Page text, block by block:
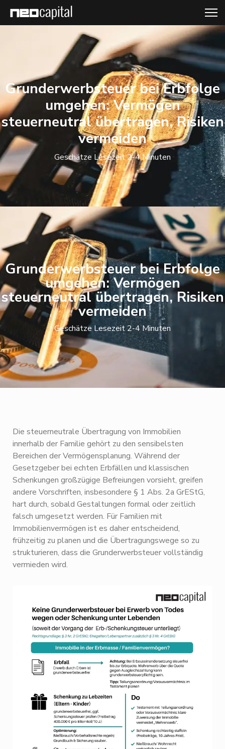
Grunderwerbsteuer bei Erbfolge
umgehen: Vermögen
steuerneutral übertragen, Risiken
vermeiden
Geschätze Lesezeit 2-4 Minuten
Grunderwerbsteuer bei Erbfolge
umgehen: Vermögen
steuerneutral übertragen, Risiken
vermeiden
Geschätze Lesezeit 2-4 Minuten
Die steuerneutrale Übertragung von Immobilien
innerhalb der Familie gehört zu den sensibelsten
Bereichen der Vermögensplanung. Während der
Gesetzgeber bei echten Erbfällen und klassischen
Schenkungen großzügige Befreiungen vorsieht, greifen
andere Vorschriften, insbesondere § 1 Abs. 2a GrEStG,
hart durch, sobald Gestaltungen formal oder zeitlich
falsch umgesetzt werden. Für Familien mit
Immobilienvermögen ist es daher entscheidend,
frühzeitig zu planen und die Übertragungswege so zu
strukturieren, dass die Grunderwerbsteuer vollständig
vermieden wird.